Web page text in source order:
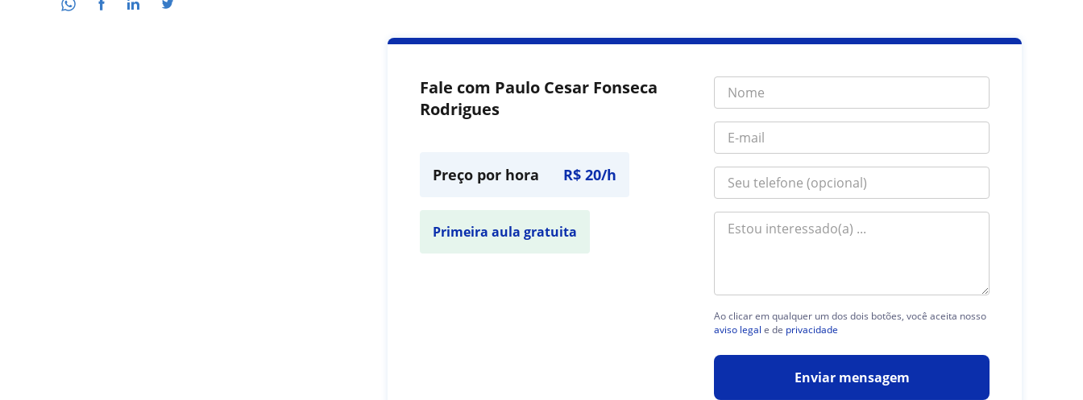
Fale com Paulo Cesar Fonseca
Rodrigues
Preço por hora R$ 20/h
Primeira aula gratuita
Ao clicar em qualquer um dos dois botões, você aceita nosso
aviso legal e de privacidade
Enviar mensagem